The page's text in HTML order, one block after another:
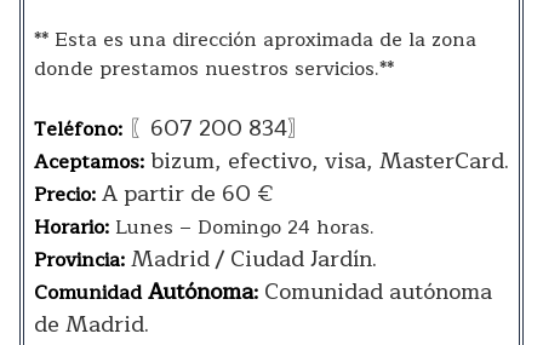
** Esta es una dirección aproximada de la zona
donde prestamos nuestros servicios.**
Teléfono: 〖607 200 834〗
Aceptamos:bizum, efectivo, visa, MasterCard.
Precio:A partir de 60 €
Horario: Lunes – Domingo 24 horas.
Provincia:Madrid / Ciudad Jardín.
ComunidadAutónoma: Comunidad autónoma
de Madrid.